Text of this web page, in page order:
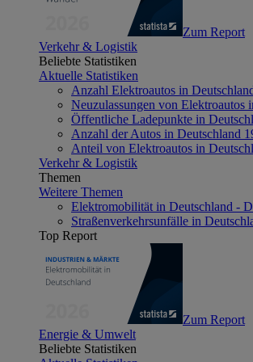
Zum Report
Verkehr & Logistik
Beliebte Statistiken
Aktuelle Statistiken
Anzahl Elektroautos in
Neuzulassungen von Elektroautos
Öffentliche Ladepunkte in
Anzahl der Autos in Deutschland
Anteil von Elektroautos in
Verkehr & Logistik
Themen
Weitere Themen
Elektromobilität in Deutschland -
Straßenverkehrsunfälle in
Top Report
Zum Report
Energie & Umwelt
Beliebte Statistiken